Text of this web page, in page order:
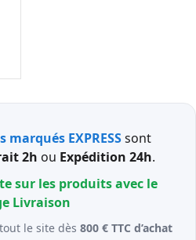
marqués EXPRESSsont
2h ou Expédition 24h.
sur les produits avec le
Livraison
le site dès 800 € TTC d’achat